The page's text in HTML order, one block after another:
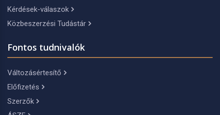
Kérdések-válaszok
Közbeszerzési Tudástár
Fontos tudnivalók
Változásértesítő
Előfizetés
Szerzők